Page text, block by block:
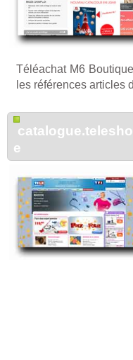
Téléachat M6
les références articles
e